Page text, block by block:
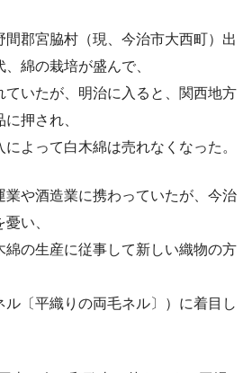
郡宮脇村（現、今治市大西町）出
綿の栽培が盛んで、
ていたが、明治に入ると、関西地方
押され、
よって白木綿は売れなくなった。
業や酒造業に携わっていたが、今治
い、
綿の生産に従事して新しい織物の方
〔平織りの両毛ネル〕）に着目し